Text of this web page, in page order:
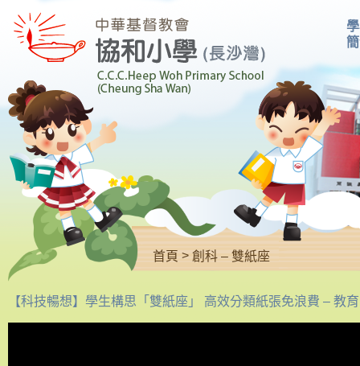
首頁 > 創科 – 雙紙座
【科技暢想】學生構思「雙紙座」 高效分類紙張免浪費 – 教